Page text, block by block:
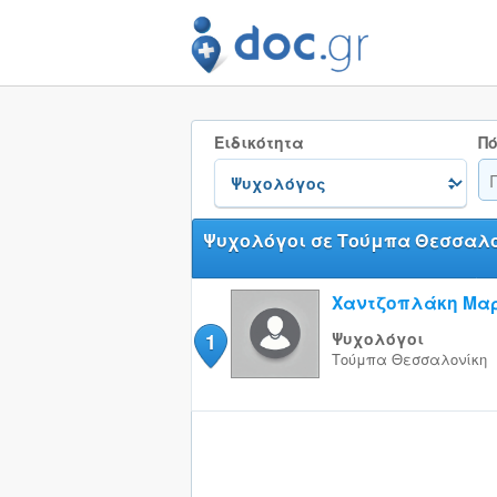
Ειδικότητα
Ψυχολόγοι σε Τούμπα
1
Χαντζοπλάκη
Ψυχολόγοι
Τούμπα Θεσσαλονίκη